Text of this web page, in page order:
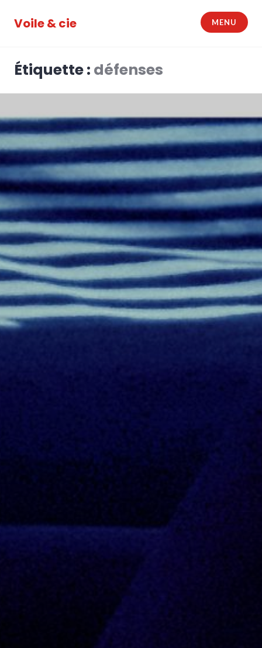
Voile & cie MENU
Étiquette : défenses